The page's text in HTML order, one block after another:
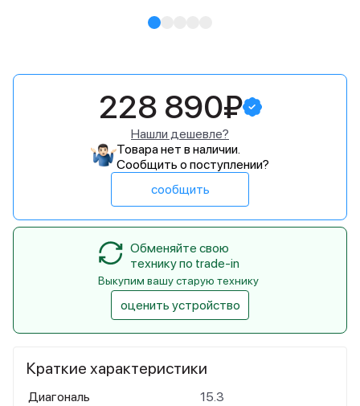
Краткие характеристики
Диагональ
15.3
228 890₽
Нашли дешевле?
Товара нет в наличии.
Сообщить о поступлении?
сообщить
Обменяйте свою
технику по trade-in
Выкупим вашу старую технику
оценить устройство